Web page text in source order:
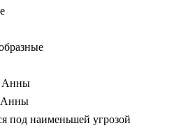
Анны
Анны
под наименьшей угрозой